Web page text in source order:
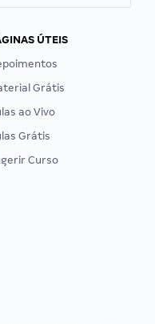
ÚTEIS
Grátis
ao Vivo
Grátis
Curso